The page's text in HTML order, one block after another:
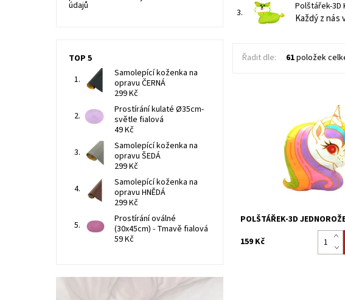
3.
Polštářek-3D
Každý z nás
Řadit dle: 61položek
Tvarovaný 3D polštářek
oboustranným motivem s
vlákna. Polštářek může
jako hračka, kterou si každé
Dostupnost:
Skladem 5
22323876
POLŠTÁŘEK-3D
159 Kč
údajů
TOP 5
Samolepící koženka na
opravu ČERNÁ
299 Kč
Prostírání kulaté Ø35cm-
světle fialová
49 Kč
Samolepící koženka na
opravu ŠEDÁ
299 Kč
Samolepící koženka na
opravu HNĚDÁ
299 Kč
Prostírání oválné
(30x45cm) - Tmavě fialová
59 Kč